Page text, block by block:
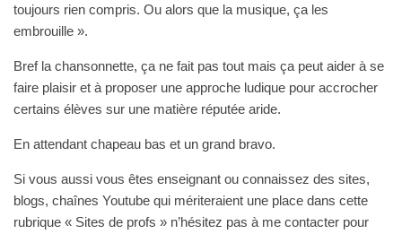
toujours rien compris. Ou alors que la musique, ça les
embrouille ».
Bref la chansonnette, ça ne fait pas tout mais ça peut aider à se
faire plaisir et à proposer une approche ludique pour accrocher
certains élèves sur une matière réputée aride.
En attendant chapeau bas et un grand bravo.
Si vous aussi vous êtes enseignant ou connaissez des sites,
blogs, chaînes Youtube qui mériteraient une place dans cette
rubrique « Sites de profs » n’hésitez pas à me contacter pour